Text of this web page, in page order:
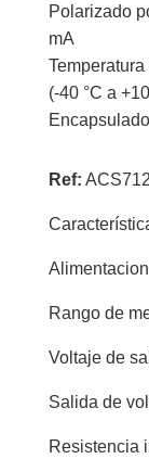
Polarizado
mA
(-40 °C a
Ref:
Rango de
Voltaje de
Salida de
Resistencia